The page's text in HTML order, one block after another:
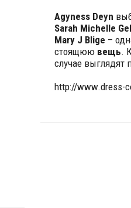
Agyness Deyn
Sarah Michelle
Mary J Blige –
стоящюю вещь.
случае выглядят
http://www.dress-